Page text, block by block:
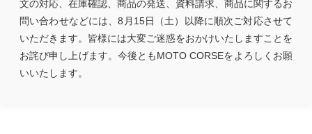
文の対応、在庫確認、商品の発送、資料請求、商品に関するお
問い合わせなどには、8月15日（土）以降に順次ご対応させて
いただきます。皆様には大変ご迷惑をおかけいたしますことを
お詫び申し上げます。今後ともMOTO CORSEをよろしくお願
いいたします。